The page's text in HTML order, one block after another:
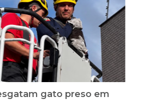
gato preso em